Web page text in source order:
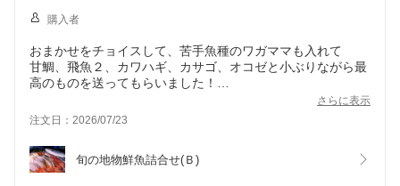
購入者
おまかせをチョイスして、苦手魚種のワガママも入れて
甘鯛、飛魚２、カワハギ、カサゴ、オコゼと小ぶりながら最
高のものを送ってもらいました！
下処理も綺麗にやっていただいたので、捌く時はまな板もあ
まり汚れませんでした。
現在寝かせている最中なのでまだ食べていませんが、身も綺
麗でプリプリでしたので、美味しいのは確実でしょう。
さらに表示
注文日：2026/07/23
旬の地物鮮魚詰合せ(Ｂ)